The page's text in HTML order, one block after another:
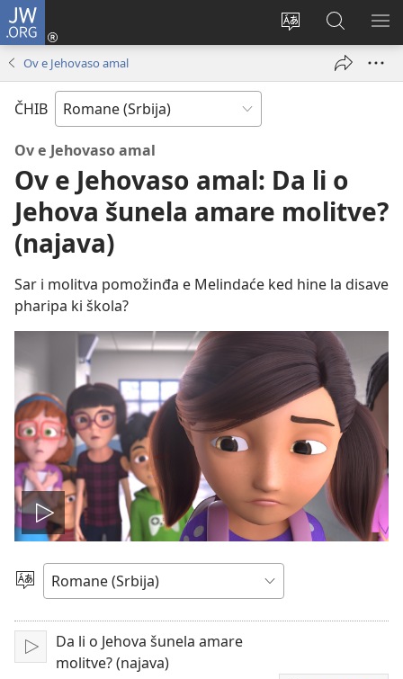
JW.ORG
Promin
Prijava
(opens
Rode
JW.ORG
Ov e Jehovaso amal
ČHIB
Ov e Jehovaso amal
Ov e Jehovaso amal: Da li o
Jehova šunela amare molitve?
(najava)
Sar i molitva pomožinđa e Melindaće ked hine la disave
pharipa ki škola?
Play
video
Birin
čhib
Muk
Da li o Jehova šunela amare
molitve? (najava)